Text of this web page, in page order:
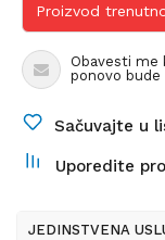
Proizvod
Obavesti me
ponovo bude
Sačuvajte u
Uporedite
JEDINSTVENA